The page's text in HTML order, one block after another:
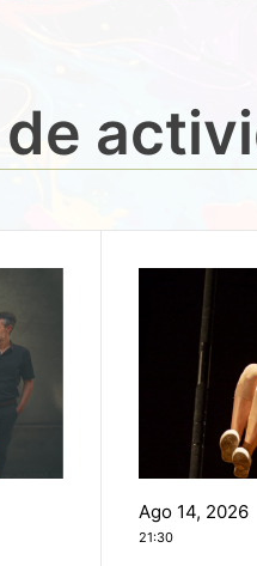
Ago 14, 2026
21:30